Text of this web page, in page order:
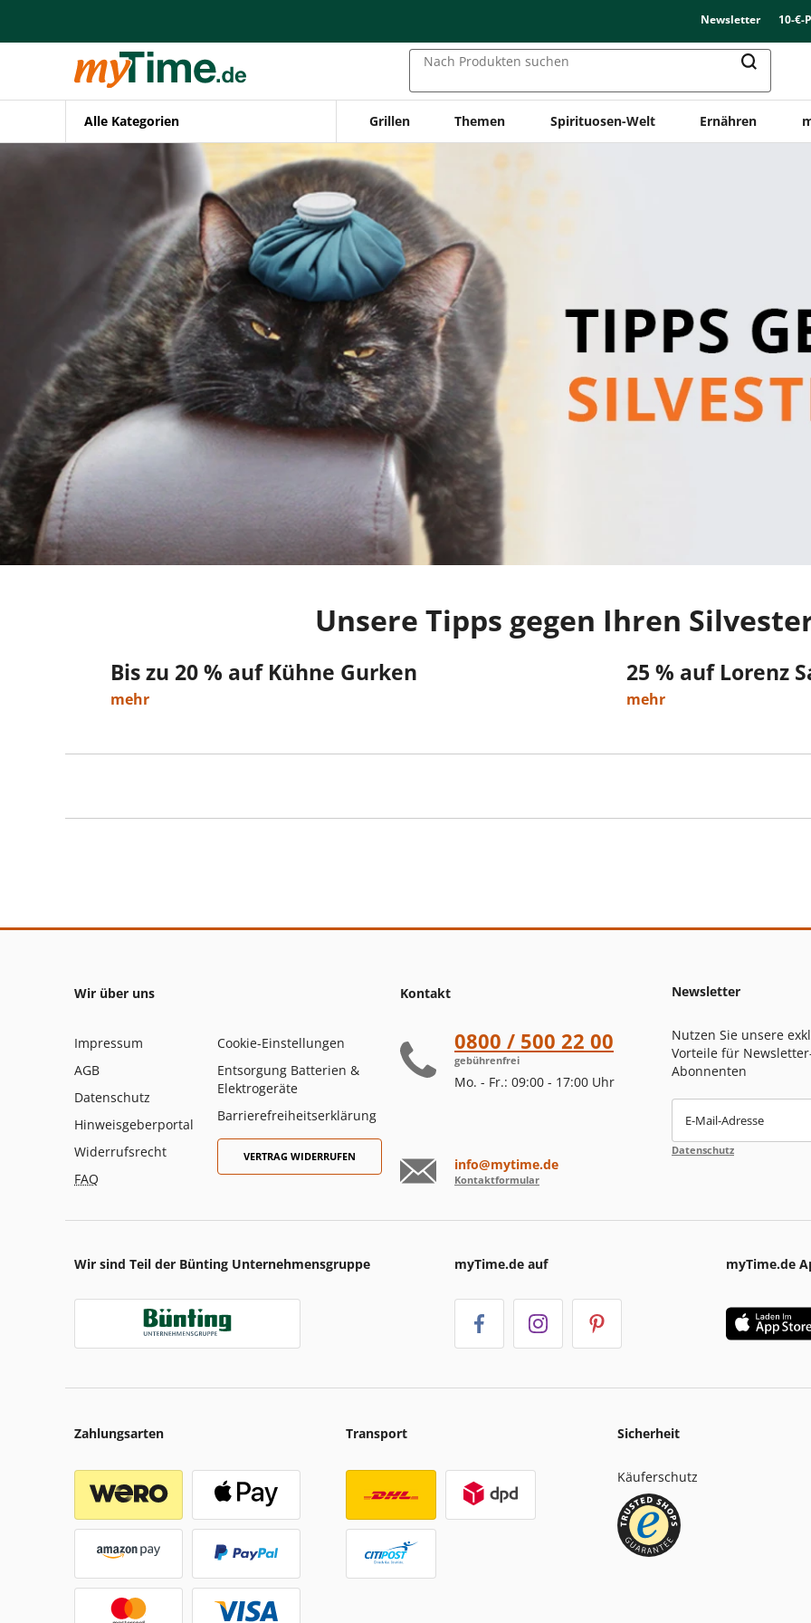
Newsletter 10-€-
Nach Produkten suchen
Alle Kategorien Grillen Themen Spirituosen-Welt Ernähren
Unsere Tipps gegen Ihren
Bis zu 20 % auf Kühne Gurken
mehr
25 % auf Lorenz
mehr
Wir über uns
Impressum
AGB
Datenschutz
Hinweisgeberportal
Widerrufsrecht
FAQ
Cookie-Einstellungen
Entsorgung Batterien &
Elektrogeräte
Barrierefreiheitserklärung
VERTRAG WIDERRUFEN
Kontakt
0800 / 500 22 00
gebührenfrei
Mo. - Fr.: 09:00 - 17:00 Uhr
info@mytime.de
Kontaktformular
Newsletter
Nutzen Sie unsere
Vorteile für
Abonnenten
E-Mail-Adresse
Datenschutz
Wir sind Teil der Bünting Unternehmensgruppe myTime.de auf myTime.de
Zahlungsarten Transport Sicherheit
Käuferschutz